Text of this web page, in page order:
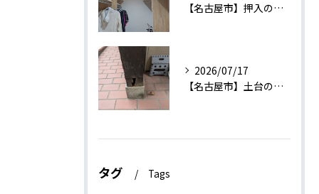
【名古屋市】押入のある6帖をウォークインクローゼットに変更する工事
2026/07/17
【名古屋市】土台の交換工事
タグ Tags